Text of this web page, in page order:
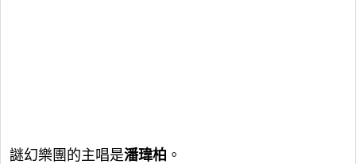
謎幻樂團的主唱是潘瑋柏 。